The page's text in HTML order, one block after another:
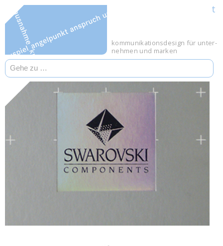
t
kommunikations­design für unter­
nehmen und marken